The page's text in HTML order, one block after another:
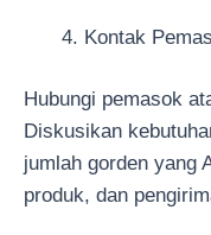
Kontak
Hubungi pemasok
Diskusikan
jumlah gorden yang
produk, dan